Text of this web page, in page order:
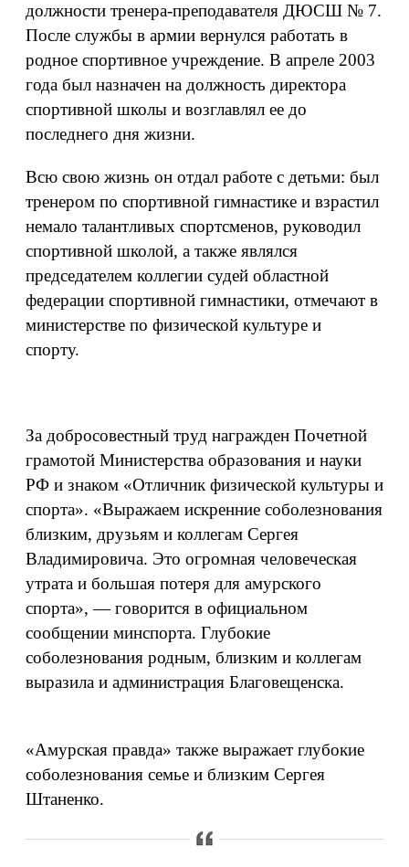
должности тренера-преподавателя ДЮСШ № 7.
После службы в армии вернулся работать в
родное спортивное учреждение. В апреле 2003
года был назначен на должность директора
спортивной школы и возглавлял ее до
последнего дня жизни.
Всю свою жизнь он отдал работе с детьми: был
тренером по спортивной гимнастике и взрастил
немало талантливых спортсменов, руководил
спортивной школой, а также являлся
председателем коллегии судей областной
федерации спортивной гимнастики, отмечают в
министерстве по физической культуре и
спорту.
За добросовестный труд награжден Почетной
грамотой Министерства образования и науки
РФ и знаком «Отличник физической культуры и
спорта». «Выражаем искренние соболезнования
близким, друзьям и коллегам Сергея
Владимировича. Это огромная человеческая
утрата и большая потеря для амурского
спорта», — говорится в официальном
сообщении минспорта. Глубокие
соболезнования родным, близким и коллегам
выразила и администрация Благовещенска.
«Амурская правда» также выражает глубокие
соболезнования семье и близким Сергея
Штаненко.